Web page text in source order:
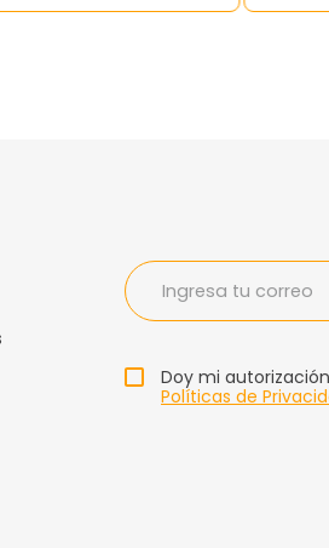
Doy mi
Políticas de